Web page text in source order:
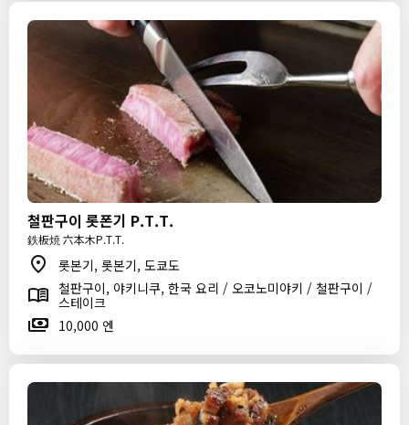
철판구이 롯폰기 P.T.T.
鉄板焼 六本木P.T.T.
롯본기, 롯본기, 도쿄도
철판구이, 야키니쿠, 한국 요리 / 오코노미야키 / 철판구이 /
스테이크
10,000 엔